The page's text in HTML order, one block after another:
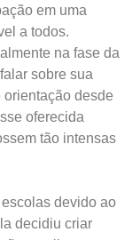
em uma
a todos.
na fase da
sobre sua
desde
oferecida
tão intensas
devido ao
decidiu criar